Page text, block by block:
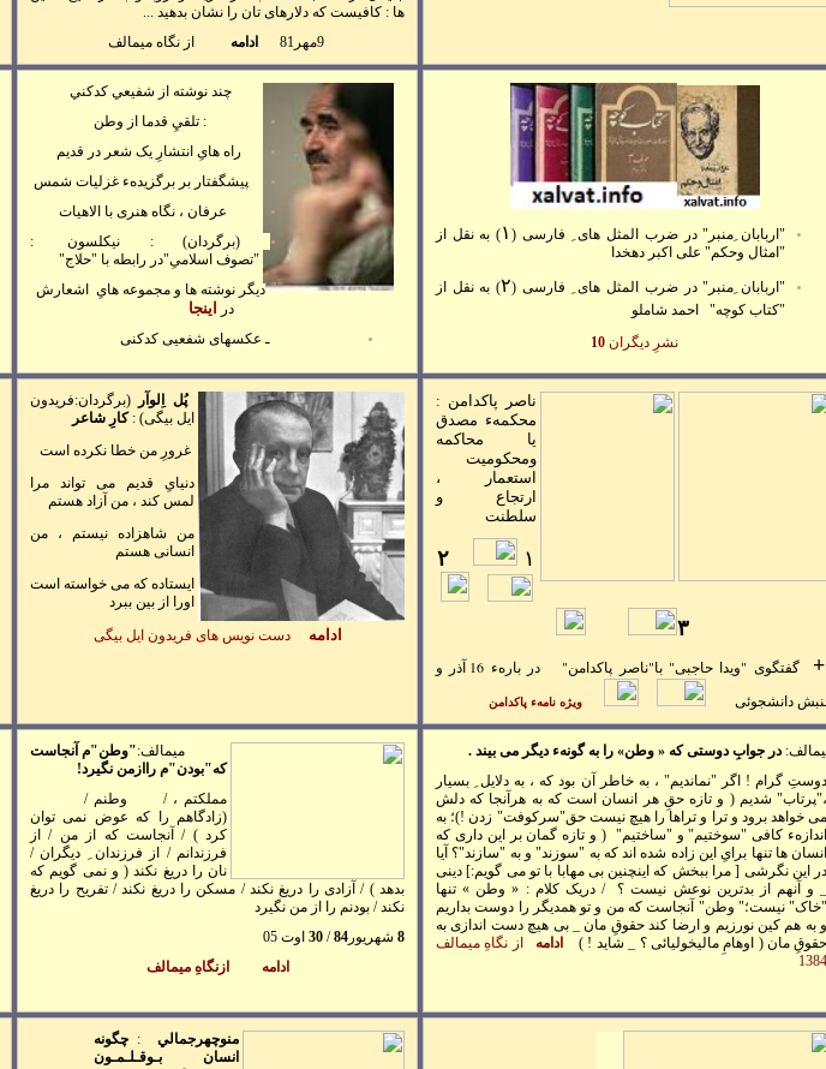
ها : کافيست که دلارهای تان را نشان بدهيد ...
9مهر81
ادامه از نگاه ميمالف
چند نوشته از شفيعي کدکني
: تلقيِ قدما از وطن
راه هایِ انتشارِ يک شعر در قديم
پيشگفتار بربرگزيدهءغزليات شمس
عرفان ، نگاه هنری با الاهيات
(برگردان)
:نيکلسون :
"تصوف اسلامیِ"در رابطه با "حلاج"
ديگر نوشته ها و مجموعه هایِ اشعارش
در
اينجا
ـ عکسهای شفعيی کدکنی
"اربابان ِمنبر" در ضرب المثل های ِ فارسی (۱) به نقل از
"امثال وحکم" علی اکبر دهخدا
"اربابان ِمنبر" در ضرب المثل های ِ فارسی (۲) به نقل از
"کتاب کوچه" احمد شاملو
نشرِ ديگران 10
پُل اِلوآر
(برگردان:فريدون
ايل بيگی) : کارِ شاعر
غرورِ من خطا نکرده است
دنيایِ قديم می تواند مرا
لمس کند ، من آزاد هستم
من شاهزاده نيستم ، من
انسانی هستم
ايستاده که می خواسته است
اورا از بين ببرد
ادامه دست نويس های فريدون ايل بيگی
ناصر پاکدامن :
محکمهء مصدق
يا محاکمه
ومحکوميت
استعمار ،
ارتجاع و
سلطنت
۱ ۲
۳
گفتگوی "ويدا حاجبی" با"ناصر پاکدامن" در بارهء 16 آذر و
دانشجوئی
ويژه نامهء پاکدامن
ميمالف:"وطن"م آنجاست
که"بودن"م راازمن نگيرد!
مملکتم ، / وطنم /
(زادگاهم را که عوض نمی توان
کرد ) / آنجاست که از من / از
فرزندانم / از فرزندان ِ ديگران /
نان را دريغ نکند ( و نمی گويم که
بدهد ) / آزادی را دريغ نکند / مسکن را دريغ نکند /تفريح را دريغ
نکند / بودنم را از من نگيرد
8 شهريور 84
/
30 اوت 05
ادامه
ازنگاهِ ميمالف
در جوابِ دوستی که « وطن» را به گونهء ديگر می بيند .
گرام ! اگر "نمانديم" ، به خاطر آن بود که ، به دلايل ِ بسيار
شديم ( و تازه حقِ هر انسان است که به هرآنجا که دلش
خواهد برود و ترا و تراها را هيچ نيست حق"سرکوفت" زدن !)؛ به
کافی "سوختيم" و "ساختيم" ( و تازه گمان بر اين داری که
ها تنها برایِ اين زاده شده اند که به "سوزند" و به "سازند"؟ آيا
اين نگرشی [ مرا ببخش که اينچنين بی مهابا با تو می گويم:] دينی
و آنهم از بدترين نوعش نيست ؟ / دريک کلام : « وطن » تنها
نيست؛" وطن" آنجاست که من و تو همديگر را دوست بداريم
به هم کين نورزيم و ارضا کند حقوقِ مان _ بی هيچ دست اندازی به
مان ( اوهامِ ماليخوليائی ؟ _ شايد ! )
ادامه
از نگاهِ ميمالف
منوچهرجمالي : چگونه
انسان بـوقـلـمـون